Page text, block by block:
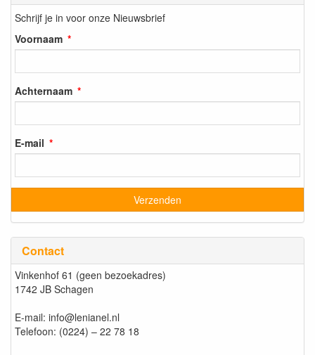
Schrijf je in voor onze Nieuwsbrief
Voornaam
Achternaam
E-mail
Contact
Vinkenhof 61 (geen bezoekadres)
1742 JB Schagen
E-mail: info@lenianel.nl
Telefoon: (0224) – 22 78 18